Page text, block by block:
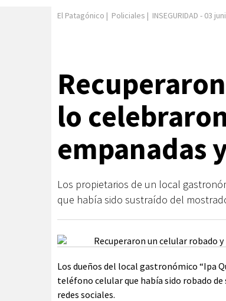
El Patagónico | Policiales | INSEGURIDAD - 03
lo
empanadas
Los propietarios de un local
que había sido sustraído del
Los dueños del local gastronómico “Ipa
teléfono celular que había sido robado
redes sociales.